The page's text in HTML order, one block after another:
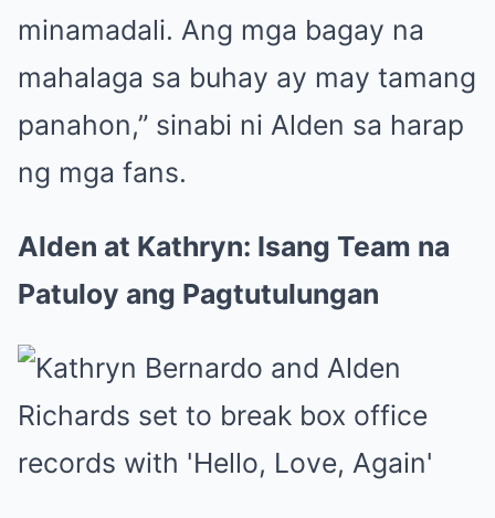
minamadali. Ang mga bagay na
mahalaga sa buhay ay may tamang
panahon,” sinabi ni Alden sa harap
ng mga fans.
Alden at Kathryn: Isang Team na
Patuloy ang Pagtutulungan